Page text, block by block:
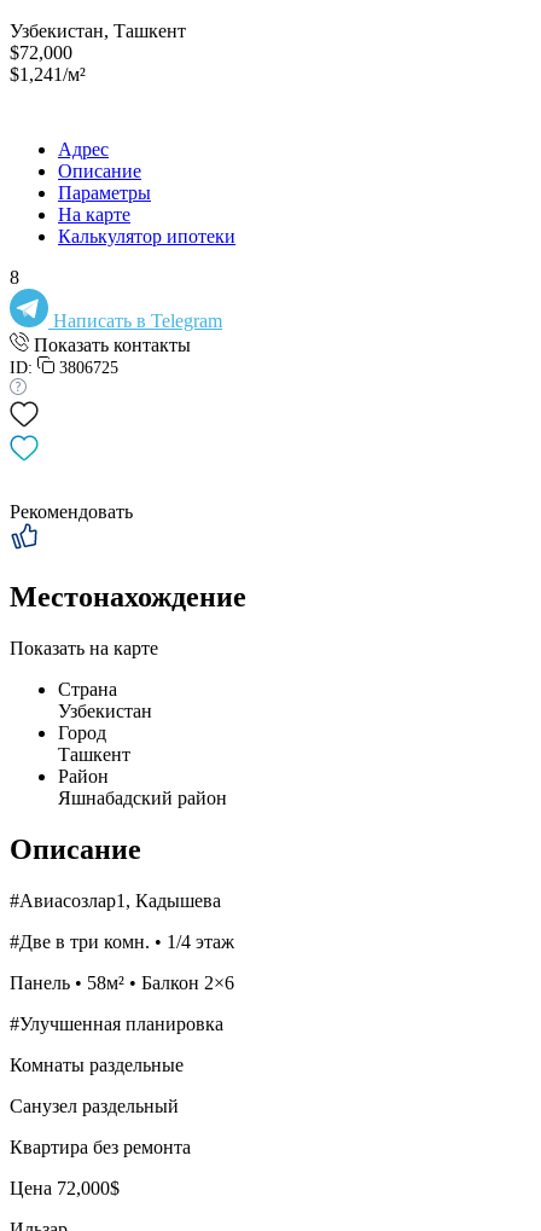
Узбекистан, Ташкент
$72,000
$1,241/м²
Адрес
Описание
Параметры
На карте
Калькулятор ипотеки
8
Написать в Telegram
Показать контакты
ID: 3806725
Рекомендовать
Местонахождение
Показать на карте
Страна
Узбекистан
Город
Ташкент
Район
Яшнабадский район
Описание
#Авиасозлар1, Кадышева
#Две в три комн. • 1/4 этаж
Панель • 58м² • Балкон 2×6
#Улучшенная планировка
Комнаты раздельные
Санузел раздельный
Квартира без ремонта
Цена 72,000$